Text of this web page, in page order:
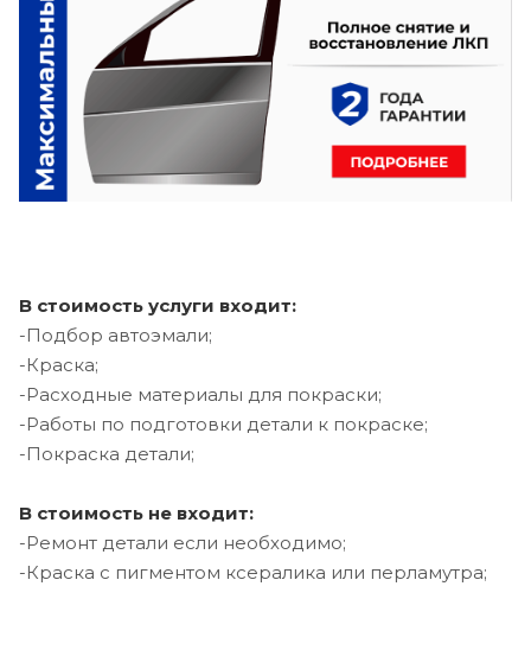
В стоимость услуги входит:
-Подбор автоэмали;
-Краска;
-Расходные материалы для покраски;
-Работы по подготовки детали к покраске;
-Покраска детали;
В стоимость не входит:
-Ремонт детали если необходимо;
-Краска с пигментом ксералика или перламутра;